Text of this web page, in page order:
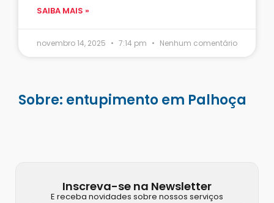
SAIBA MAIS »
novembro 14, 2025 7:14 pm Nenhum comentário
Sobre: entupimento em Palhoça
Inscreva-se na Newsletter
E receba novidades sobre nossos serviços